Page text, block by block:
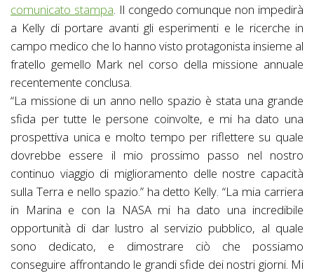
comunicato stampa. Il congedo comunque non impedirà
a Kelly di portare avanti gli esperimenti e le ricerche in
campo medico che lo hanno visto protagonista insieme al
fratello gemello Mark nel corso della missione annuale
recentemente conclusa.
“La missione di un anno nello spazio è stata una grande
sfida per tutte le persone coinvolte, e mi ha dato una
prospettiva unica e molto tempo per riflettere su quale
dovrebbe essere il mio prossimo passo nel nostro
continuo viaggio di miglioramento delle nostre capacità
sulla Terra e nello spazio.” ha detto Kelly. “La mia carriera
in Marina e con la NASA mi ha dato una incredibile
opportunità di dar lustro al servizio pubblico, al quale
sono dedicato, e dimostrare ciò che possiamo
conseguire affrontando le grandi sfide dei nostri giorni. Mi